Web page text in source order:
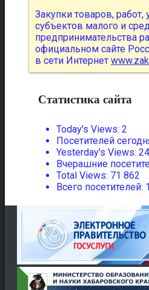
Закупки товаров, работ,
субъектов малого и
предпринимательства
официальном сайте
в сети Интернет
Статистика сайта
Today's Views: 2
Посетителей
Yesterday's Views: 24
Вчерашние
Total Views: 71 862
Всего посетителей: